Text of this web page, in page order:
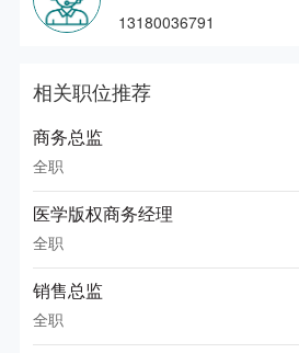
13180036791
相关职位推荐
商务总监
全职
医学版权商务经理
全职
销售总监
全职